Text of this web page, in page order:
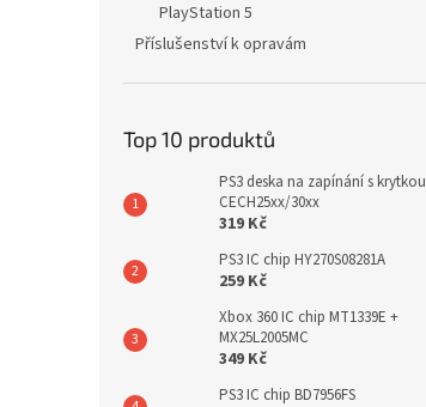
PlayStation 5
Příslušenství k opravám
Top 10 produktů
PS3 deska na zapínání s krytkou
CECH25xx/30xx
319 Kč
PS3 IC chip HY270S08281A
259 Kč
Xbox 360 IC chip MT1339E +
MX25L2005MC
349 Kč
PS3 IC chip BD7956FS